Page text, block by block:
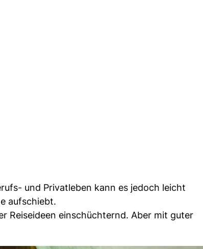
und Privatleben kann es jedoch leicht
aufschiebt.
Reiseideen einschüchternd. Aber mit guter